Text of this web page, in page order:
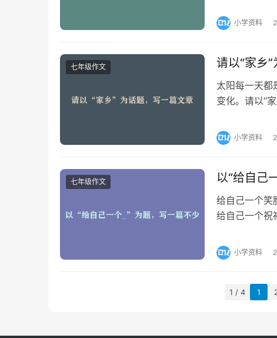
小学资料
七年级作文 请以“家乡
太阳每一天都
变化。请以“
小学资料
七年级作文 以“给自己
给自己一个笑
给自己一个祝
小学资料
1 / 4 1